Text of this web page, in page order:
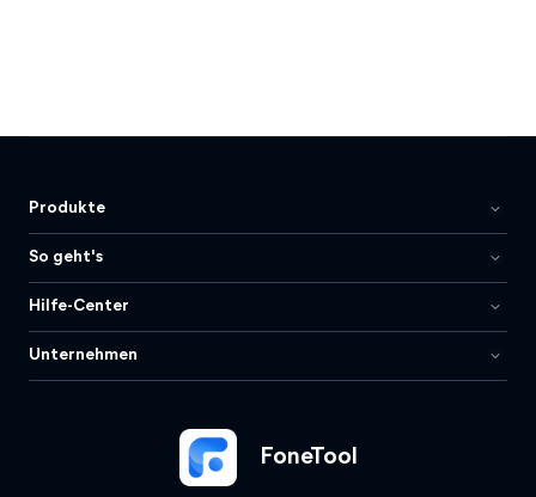
FoneTool
Produkte
So geht's
Hilfe-Center
Unternehmen